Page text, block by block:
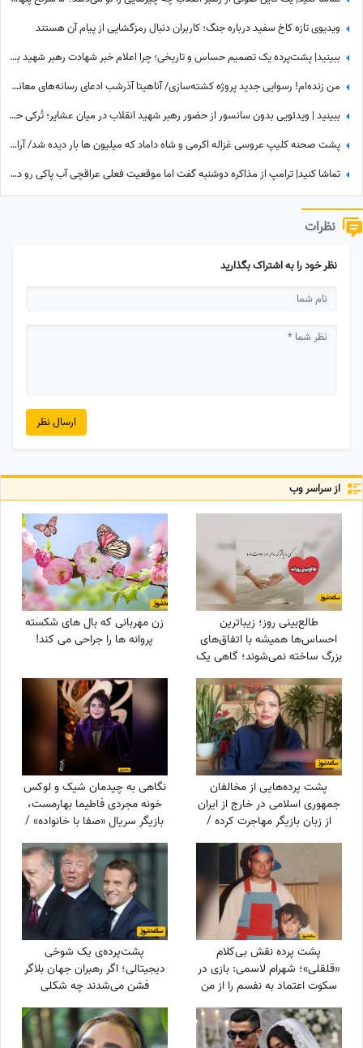
ویدیوی تازه کاخ سفید درباره جنگ؛ کاربران دنبال رمزگشایی از پیام آن هستند
ببینید| پشت‌پرده یک تصمیم حساس و تاریخی؛ چرا اعلام خبر شهادت رهبر شهید به سحر موکول شد؟
من زنده‌ام! رسوایی جدید پروژه‌ کشته‌سازی/ آناهیتا آذرشب ادعای رسانه‌های معاند درباره کشته‌شدنش را تکذیب کرد
ببینید | ویدئویی بدون سانسور از حضور رهبر شهید انقلاب در میان عشایر؛ تُرکی حرف زدن آقا را دیده بودید؟
پشت صحنه کلیپ عروسی غزاله اکرمی و شاه داماد که میلیون ها بار دیده شد/ آرامش قبل از طوفان/ همه محو لبخند عروس بودند؛ اما چند دقیقه بعد همه‌چیز تغییر کرد!
تماشا کنید| ترامپ از مذاکره دوشنبه گفت اما موقعیت فعلی عراقچی آب پاکی رو دست کاخ‌سفیدنشینان ریخت؛ وزیر امورخارجه کجاست؟
نظرات
نظر خود را به اشتراک بگذارید
ارسال نظر
از سراسر وب
طالع‌بینی روز؛ زیباترین
احساس‌ها همیشه با اتفاق‌های
بزرگ ساخته نمی‌شوند؛ گاهی یک
نگاه یا یک توجه کوتاه می‌تواند
یک روز معمولی را به خاطره‌ای
خاص تبدیل کند / پنج‌شنبه 15
مرداد 1405
زن مهربانی که بال های شکسته
پروانه ها را جراحی می کند!
پشت پرده‌هایی از مخالفان
جمهوری اسلامی در خارج از ایران
از زبان بازیگر مهاجرت کرده /
حامیان جمهوری اسلامی جان
خود را هم می‌دهند
نگاهی به چیدمان شیک و لوکس
خونه مجردی فاطیما بهارمست،
بازیگر سریال «صفا با خانواده» /
از مبلمان کلاسیک و پرده‌های
اعیانی تا کتاب‌خونه و ...
پشت پرده نقش بی‌کلام
«قلقلی»؛ شهرام لاسمی: بازی در
سکوت اعتماد به نفسم را از من
گرفت! مدیون این بازیگر معروف
هستم، دستاشو می‌بوسم، دخترم
خیلی به من کمک کرد+ویدئو
پشت‌پرده‌ی یک شوخی
دیجیتالی؛ اگر رهبران جهان بلاگر
فشن می‌شدند چه شکلی
می‌شدند؟